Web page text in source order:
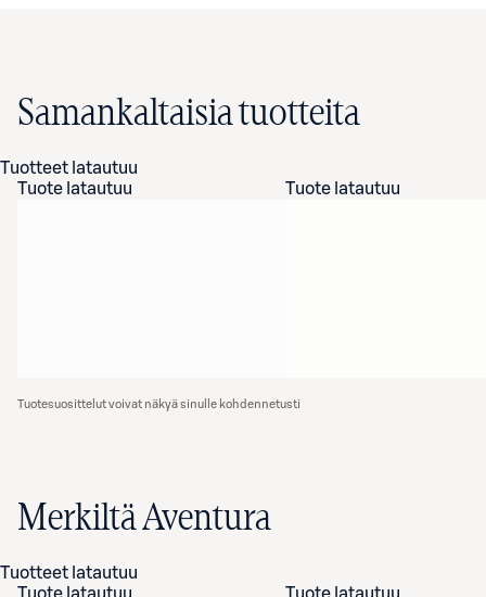
Samankaltaisia tuotteita
Tuotteet latautuu
Tuote latautuu
Tuote latautuu
Tuotesuosittelut voivat näkyä sinulle kohdennetusti
Merkiltä Aventura
Tuotteet latautuu